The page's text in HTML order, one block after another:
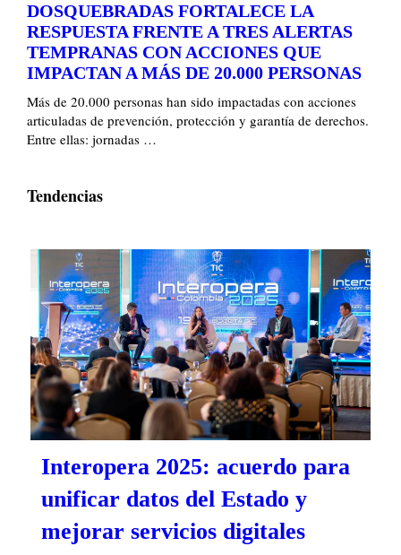
DOSQUEBRADAS FORTALECE LA
RESPUESTA FRENTE A TRES ALERTAS
TEMPRANAS CON ACCIONES QUE
IMPACTAN A MÁS DE 20.000 PERSONAS
Más de 20.000 personas han sido impactadas con acciones
articuladas de prevención, protección y garantía de derechos.
Entre ellas: jornadas …
Tendencias
Interopera 2025: acuerdo para
unificar datos del Estado y
mejorar servicios digitales